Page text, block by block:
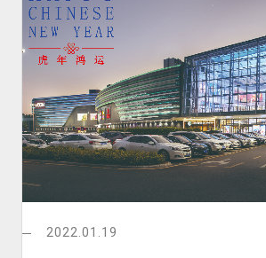
2022.01.19